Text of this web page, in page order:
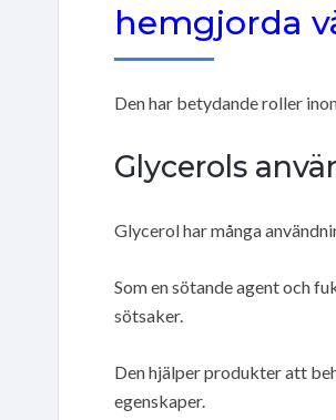
hemgjorda
Den har betydande roller
Glycerols
Glycerol har många
Som en sötande agent och
sötsaker.
Den hjälper produkter att
egenskaper.